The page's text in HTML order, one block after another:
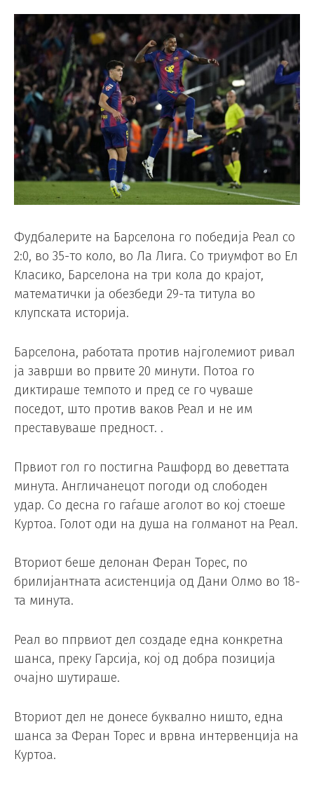
Фудбалерите на Барселона го победија Реал со
2:0, во 35-то коло, во Ла Лига. Со триумфот во Ел
Класико, Барселона на три кола до крајот,
математички ја обезбеди 29-та титула во
клупската историја.
Барселона, работата против најголемиот ривал
ја заврши во првите 20 минути. Потоа го
диктираше темпото и пред се го чуваше
поседот, што против ваков Реал и не им
преставуваше предност. .
Првиот гол го постигна Рашфорд во деветтата
минута. Англичанецот погоди од слободен
удар. Со десна го гаѓаше аголот во кој стоеше
Куртоа. Голот оди на душа на голманот на Реал.
Вториот беше делонан Феран Торес, по
брилијантната асистенција од Дани Олмо во 18-
та минута.
Реал во ппрвиот дел создаде една конкретна
шанса, преку Гарсија, кој од добра позиција
очајно шутираше.
Вториот дел не донесе буквално ништо, една
шанса за Феран Торес и врвна интервенција на
Куртоа.